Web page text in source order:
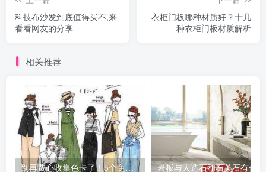
科技布沙发到底值得买不,来
看看网友的分享
衣柜门板哪种材质好？十几
种衣柜门板材质解析
相关推荐
别再费心收集色卡了！5个免费配色网站，让你不再为配色发愁